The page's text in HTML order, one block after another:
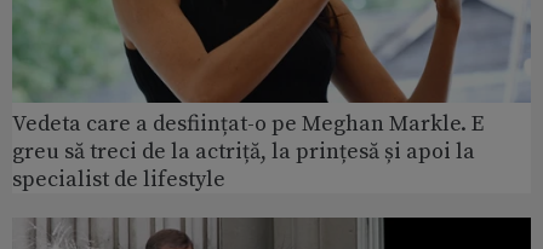
Vedeta care a desființat-o pe Meghan Markle. E
greu să treci de la actriță, la prințesă și apoi la
specialist de lifestyle